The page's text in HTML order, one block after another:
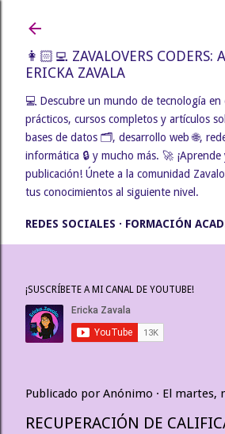
👩🏻‍💻 ZAVALOVERS CODERS:
ERICKA ZAVALA
💻 Descubre un mundo de tecnología
prácticos, cursos completos y artículos
bases de datos 🗂️, desarrollo web 🌐,
informática 🔒 y mucho más. 🚀 ¡Aprende
publicación! Únete a la comunidad
tus conocimientos al siguiente nivel.
REDES SOCIALES FORMACIÓN
¡SUSCRÍBETE A MI CANAL DE YOUTUBE!
Publicado por Anónimo El martes,
RECUPERACIÓN DE